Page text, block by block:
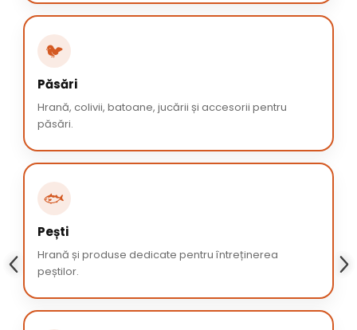
🐦
Păsări
Hrană, colivii, batoane, jucării și accesorii pentru
păsări.
🐟
Pești
Hrană și produse dedicate pentru întreținerea
peștilor.